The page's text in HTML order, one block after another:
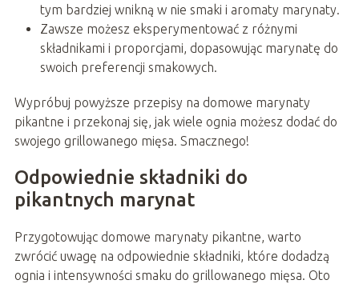
tym bardziej wnikną w nie smaki i aromaty marynaty.
Zawsze możesz eksperymentować z różnymi
składnikami i proporcjami, dopasowując marynatę do
swoich preferencji smakowych.
Wypróbuj powyższe przepisy na domowe marynaty
pikantne i przekonaj się, jak wiele ognia możesz dodać do
swojego grillowanego mięsa. Smacznego!
Odpowiednie składniki do
pikantnych marynat
Przygotowując domowe marynaty pikantne, warto
zwrócić uwagę na odpowiednie składniki, które dodadzą
ognia i intensywności smaku do grillowanego mięsa. Oto